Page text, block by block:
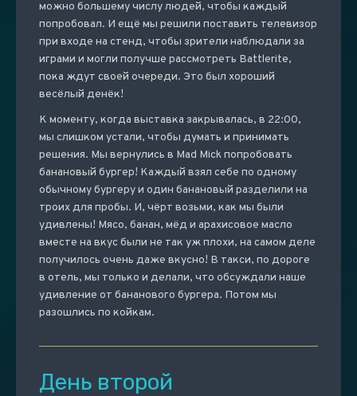
можно большему числу людей, чтобы каждый
попробовал. И ещё мы решили поставить телевизор
при входе на стенд, чтобы зрители наблюдали за
играми и могли получше рассмотреть Battlerite,
пока ждут своей очереди. Это был хороший
весёлый денёк!
К моменту, когда выставка закрывалась, в 22:00,
мы слишком устали, чтобы думать и принимать
решения. Мы вернулись в Mad Mick попробовать
банановый бургер! Каждый взял себе по одному
обычному бургеру и один банановый разделили на
троих для пробы. И, чёрт возьми, как мы были
удивлены! Мясо, банан, мёд и арахисовое масло
вместе на вкус были не так уж плохи, на самом деле
получилось очень даже вкусно! В такси, по дороге
в отель, мы только и делали, что обсуждали наше
удивление от бананового бургера. Потом мы
разошлись по койкам.
День второй